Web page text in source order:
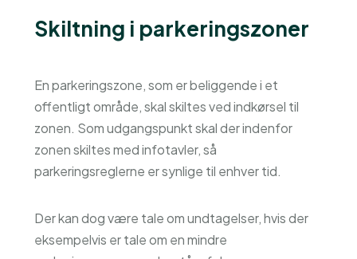
Skiltning i parkeringszoner
En parkeringszone, som er beliggende i et
offentligt område, skal skiltes ved indkørsel til
zonen. Som udgangspunkt skal der indenfor
zonen skiltes med infotavler, så
parkeringsreglerne er synlige til enhver tid.
Der kan dog være tale om undtagelser, hvis der
eksempelvis er tale om en mindre